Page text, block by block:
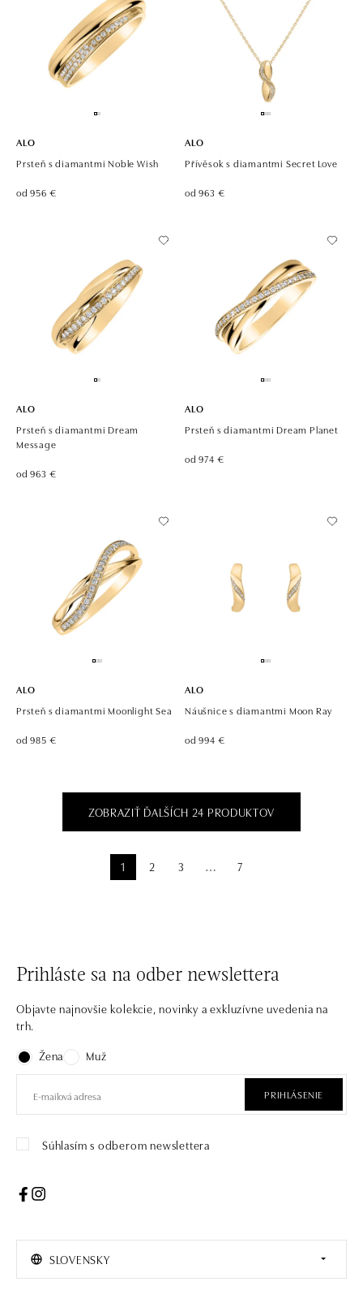
ALO
Prsteň s diamantmi Noble Wish
od 956 €
ALO
Přívěsok s diamantmi Secret Love
od 963 €
ALO
Prsteň s diamantmi Dream
Message
od 963 €
ALO
Prsteň s diamantmi Dream Planet
od 974 €
ALO
Prsteň s diamantmi Moonlight Sea
od 985 €
ALO
Náušnice s diamantmi Moon Ray
od 994 €
ZOBRAZIŤ ĎALŠÍCH 24 PRODUKTOV
1 2 3 ⋯ 7
Prihláste sa na odber newslettera
Objavte najnovšie kolekcie, novinky a exkluzívne uvedenia na
trh.
Žena
Muž
PRIHLÁSENIE
Súhlasím s odberom newslettera
SLOVENSKY